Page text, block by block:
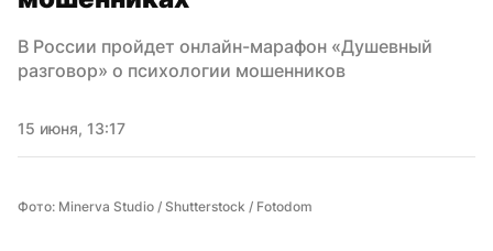
В России пройдет онлайн-марафон «Душевный
разговор» о психологии мошенников
15 июня, 13:17
Фото: Minerva Studio / Shutterstock / Fotodom